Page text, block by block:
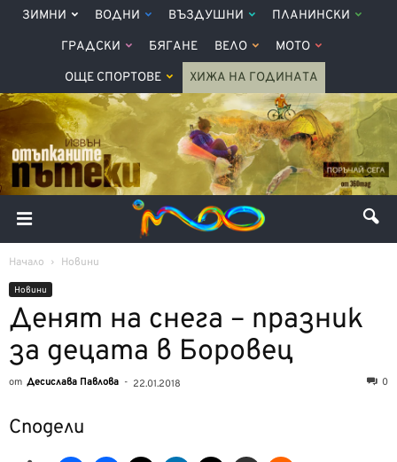
ЗИМНИ ВОДНИ ВЪЗДУШНИ ПЛАНИНСКИ
ГРАДСКИ БЯГАНЕ ВЕЛО МОТО
ОЩЕ СПОРТОВЕ ХИЖА НА ГОДИНАТА
Начало Новини
Новини
Денят на снега – празник
за децата в Боровец
от Десислава Павлова - 22.01.2018 0
Сподели